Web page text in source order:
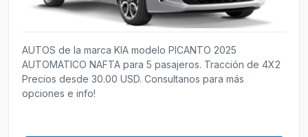
AUTOS de la marca KIA modelo PICANTO 2025
AUTOMATICO NAFTA para 5 pasajeros. Tracción de 4X2
Precios desde 30.00 USD. Consultanos para más
opciones e info!